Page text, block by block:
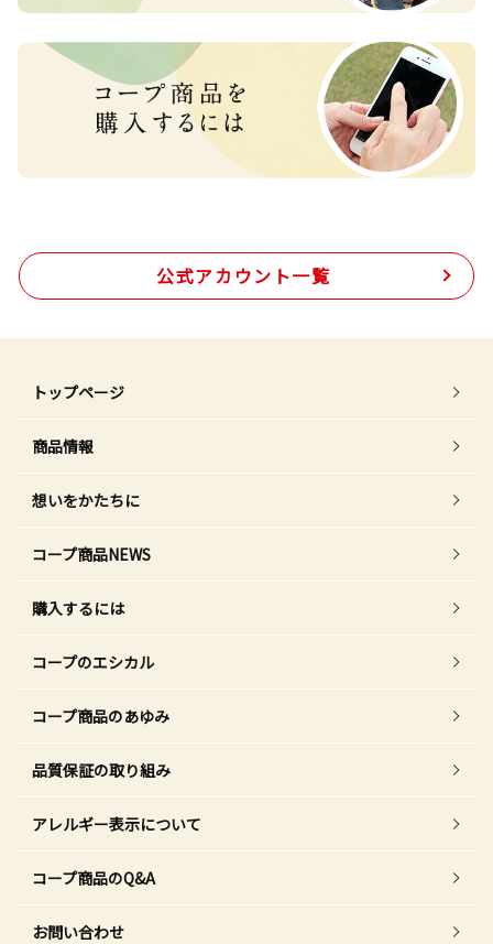
公式アカウント一覧
トップページ
商品情報
想いをかたちに
コープ商品NEWS
購入するには
コープのエシカル
コープ商品のあゆみ
品質保証の取り組み
アレルギー表示について
コープ商品のQ&A
お問い合わせ